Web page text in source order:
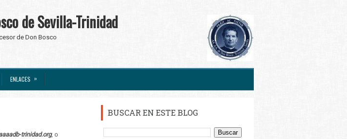
de Sevilla-Trinidad
de Don Bosco
ENLACES »
trinidad.org, o
BUSCAR EN ESTE BLOG